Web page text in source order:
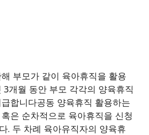
부모가 같이 육아휴직을 활용
3개월 동안 부모 각각의 양육휴직
합니다공동 양육휴직 활용하는
은 순차적으로 육아휴직을 신청
. 두 차례 육아유직자의 양육휴